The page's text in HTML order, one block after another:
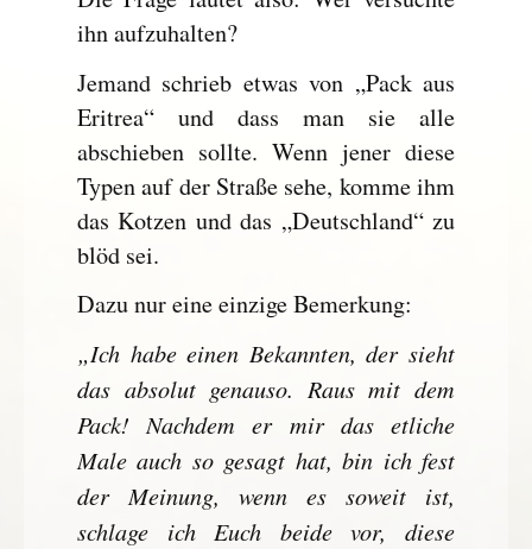
ihn aufzuhalten?
Jemand schrieb etwas von „Pack aus
Eritrea“ und dass man sie alle
abschieben sollte. Wenn jener diese
Typen auf der Straße sehe, komme ihm
das Kotzen und das „Deutschland“ zu
blöd sei.
Dazu nur eine einzige Bemerkung:
„Ich habe einen Bekannten, der sieht
das absolut genauso. Raus mit dem
Pack! Nachdem er mir das etliche
Male auch so gesagt hat, bin ich fest
der Meinung, wenn es soweit ist,
schlage ich Euch beide vor, diese